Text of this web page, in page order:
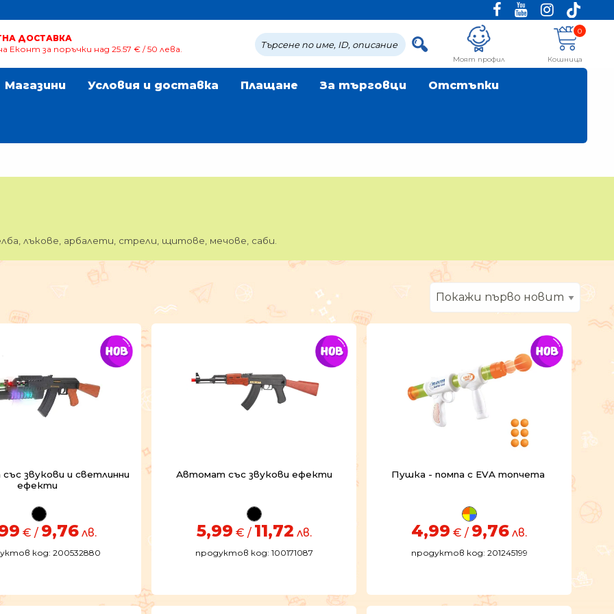
ДОСТАВКА
Еконт за поръчки над 25.57 € / 50 лева.
Моят профил
0
Кошница
Магазини Условия и доставка Плащане За търговци Отстъпки
лъкове, арбалети, стрели, щитове, мечове, саби.
звукови и светлинни
ефекти
€ / 9,76 лв.
код: 200532880
Автомат със звукови ефекти
5,99 € / 11,72 лв.
продуктов код: 100171087
Пушка - помпа с EVA топчета
4,99 € / 9,76 лв.
продуктов код: 201245199